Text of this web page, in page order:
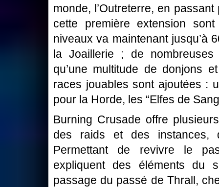
monde, l’Outreterre, en
cette première extension
niveaux va maintenant jusqu’à
la Joaillerie ; de
qu’une multitude de donjons
races jouables sont ajoutées :
pour la Horde, les “Elfes de
Burning Crusade offre
des raids et des instances,
Permettant de revivre le
expliquent des éléments du
passage du passé de Thrall,